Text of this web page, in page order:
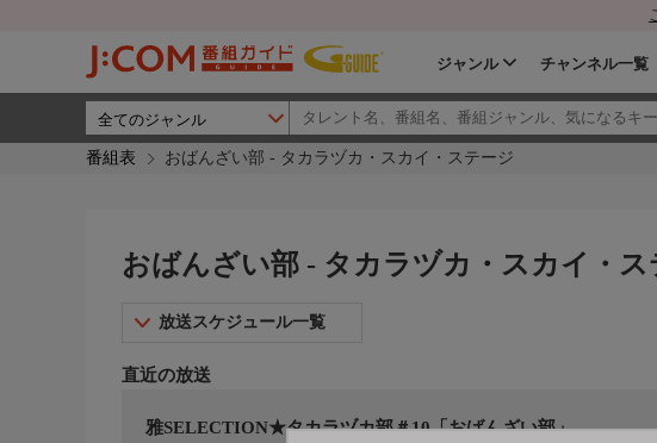
ジャンル チャンネル一覧
番組表 おばんざい部 - タカラヅカ・スカイ・ステージ
おばんざい部 - タカラヅカ・スカイ・ス
放送スケジュール一覧
直近の放送
雅SELECTION★タカラヅカ部＃10「おばんざい部」